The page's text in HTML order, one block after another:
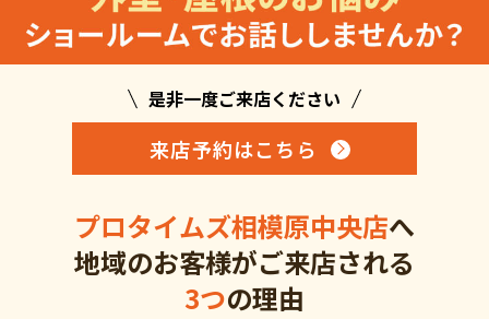
是非一度ご来店ください
来店予約はこちら
プロタイムズ相模原中央店へ
地域のお客様がご来店される
3つの理由